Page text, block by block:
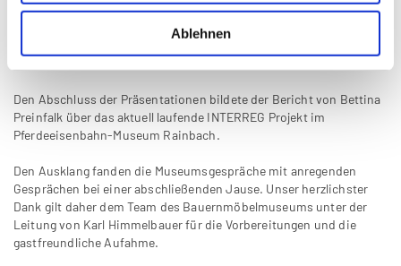
Ablehnen
in Kooperation mit dem Freien Radio Freistadt regelmäßig Museen
zu Wort kommen. Die bisherigen Sendungen sind über den
Den Abschluss der Präsentationen bildete der Bericht von Bettina
Preinfalk über das aktuell laufende INTERREG Projekt im
Pferdeeisenbahn-Museum Rainbach.
Den Ausklang fanden die Museumsgespräche mit anregenden
Gesprächen bei einer abschließenden Jause. Unser herzlichster
Dank gilt daher dem Team des Bauernmöbelmuseums unter der
Leitung von Karl Himmelbauer für die Vorbereitungen und die
gastfreundliche Aufahme.